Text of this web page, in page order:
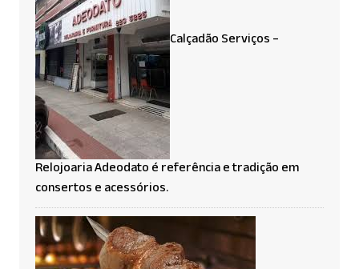
Calçadão Serviços –
Relojoaria Adeodato é referência e tradição em
consertos e acessórios.